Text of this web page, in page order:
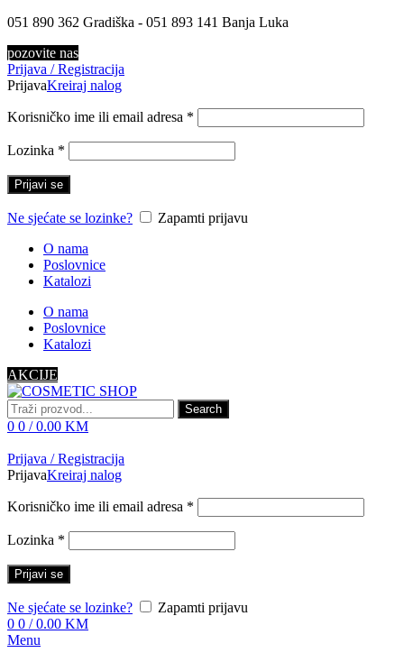
051 890 362 Gradiška - 051 893 141 Banja Luka
pozovite nas
Prijava / Registracija
PrijavaKreiraj nalog
Korisničko ime ili email adresa *
Lozinka *
Prijavi se
Ne sjećate se lozinke?
Zapamti prijavu
O nama
Poslovnice
Katalozi
O nama
Poslovnice
Katalozi
AKCIJE
Search
0 0 / 0.00 KM
Prijava / Registracija
PrijavaKreiraj nalog
Korisničko ime ili email adresa *
Lozinka *
Prijavi se
Ne sjećate se lozinke?
Zapamti prijavu
0 0 / 0.00 KM
Menu